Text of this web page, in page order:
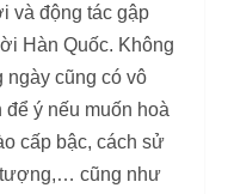
và động tác gập
Hàn Quốc. Không
ngày cũng có vô
ý nếu muốn hoà
cấp bậc, cách sử
cũng như